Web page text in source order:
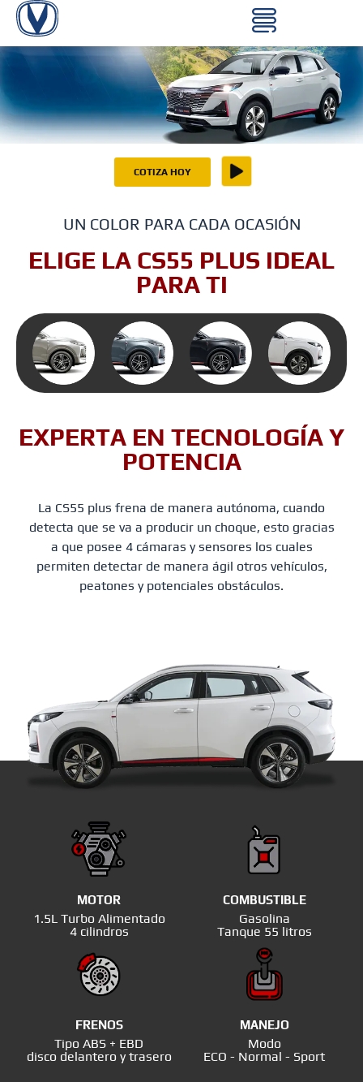
FAMILIAR
PARA TI
COTIZA HOY
UN COLOR PARA CADA OCASIÓN
ELIGE LA CS55 PLUS IDEAL
PARA TI
EXPERTA EN TECNOLOGÍA Y
POTENCIA
La CS55 plus frena de manera autónoma, cuando
detecta que se va a producir un choque, esto gracias
a que posee 4 cámaras y sensores los cuales
permiten detectar de manera ágil otros vehículos,
peatones y potenciales obstáculos.
MOTOR
1.5L Turbo Alimentado
4 cilindros
COMBUSTIBLE
Gasolina
Tanque 55 litros
FRENOS
Tipo ABS + EBD
disco delantero y trasero
MANEJO
Modo
ECO - Normal - Sport